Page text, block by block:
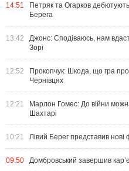
14:51
Петряк та Огарков дебютують
Берега
13:42
Джонс: Сподіваюсь, нам
Зорі
12:52
Прокопчук: Шкода, що гра
Чернівцях
12:21
Марлон Гомес: До війни
Шахтарі
10:21 Лівий Берег представив
09:50 Домбровський завершив